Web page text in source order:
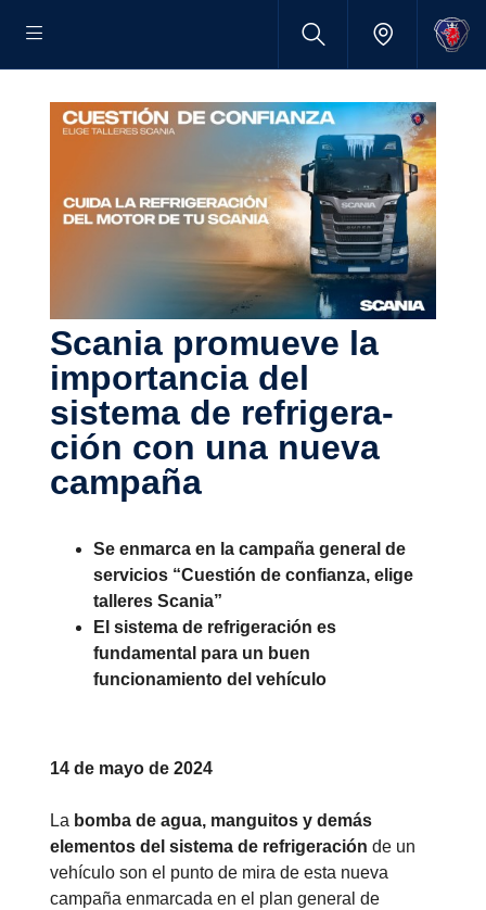
Scania promueve la
impor­tancia del
sistema de refri­ge­ra­
ción con una nueva
campaña
Se enmarca en la campaña general de
servicios “Cuestión de confianza, elige
talleres Scania”
El sistema de refrigeración es
fundamental para un buen
funcionamiento del vehículo
14 de mayo de 2024
La bomba de agua, manguitos y demás
elementos del sistema de refrigeración de un
vehículo son el punto de mira de esta nueva
campaña enmarcada en el plan general de